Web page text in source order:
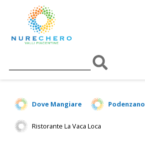
Dove Mangiare Podenzano
Ristorante La Vaca Loca